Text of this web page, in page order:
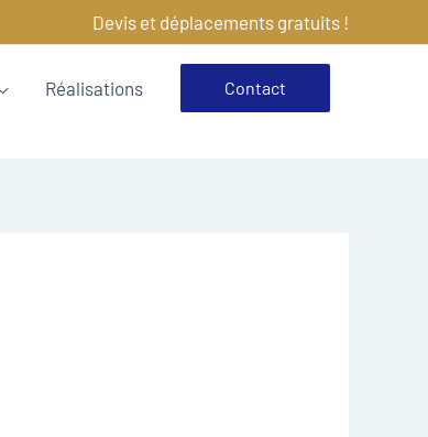
Devis et déplacements gratuits !
Réalisations Contact